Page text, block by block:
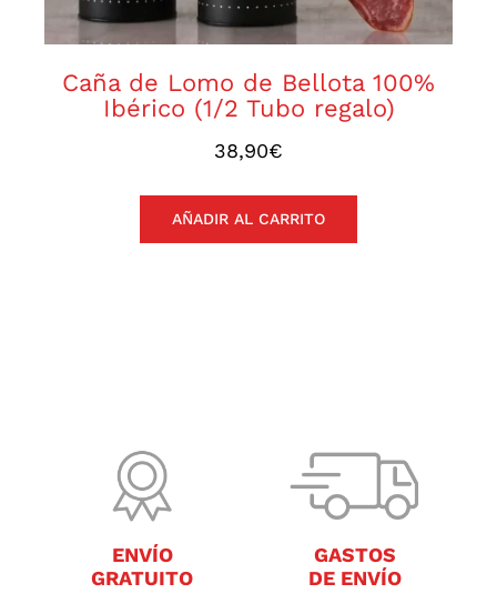
Caña de Lomo de Bellota 100%
Ibérico (1/2 Tubo regalo)
38,90€
AÑADIR AL CARRITO
ENVÍO
GRATUITO
GASTOS
DE ENVÍO